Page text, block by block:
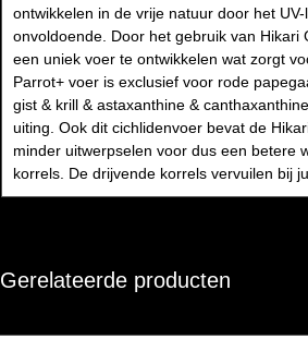
ontwikkelen in de vrije natuur door het
onvoldoende. Door het gebruik van
een uniek voer te ontwikkelen wat zorgt
Parrot+ voer is exclusief voor rode
gist & krill & astaxanthine &
uiting. Ook dit cichlidenvoer bevat de
minder uitwerpselen voor dus een betere
korrels. De drijvende korrels vervuilen bij
Gerelateerde producten